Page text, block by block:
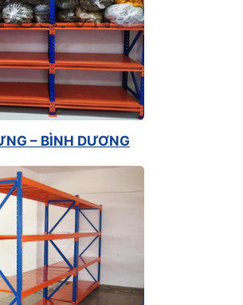
– BÌNH DƯƠNG